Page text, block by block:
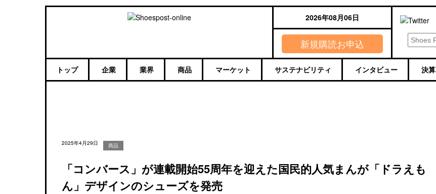
2026年08月06日
新規購読お申込
トップ 企業 業界 商品 マーケット サステナビリティ インタビュー 決算
2025年4月29日 商品
「コンバース」が連載開始55周年を迎えた国民的人気まんが「ドラえも
ん」デザインのシューズを発売